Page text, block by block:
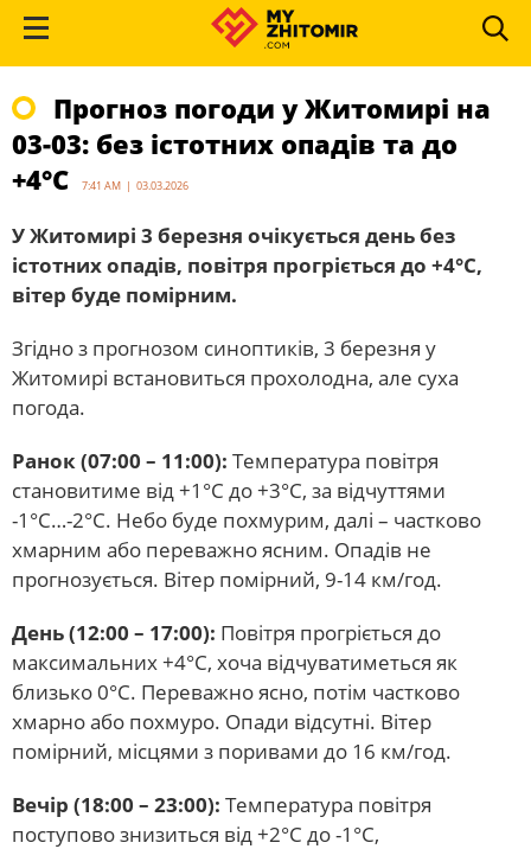
Прогноз погоди у Житомирі на
03-03: без істотних опадів та до
+4°С
7:41 AM | 03.03.2026
У Житомирі 3 березня очікується день без
істотних опадів, повітря прогріється до +4°С,
вітер буде помірним.
Згідно з прогнозом синоптиків, 3 березня у
Житомирі встановиться прохолодна, але суха
погода.
Ранок (07:00 – 11:00): Температура повітря
становитиме від +1°С до +3°С, за відчуттями
-1°С…-2°С. Небо буде похмурим, далі – частково
хмарним або переважно ясним. Опадів не
прогнозується. Вітер помірний, 9-14 км/год.
День (12:00 – 17:00): Повітря прогріється до
максимальних +4°С, хоча відчуватиметься як
близько 0°С. Переважно ясно, потім частково
хмарно або похмуро. Опади відсутні. Вітер
помірний, місцями з поривами до 16 км/год.
Вечір (18:00 – 23:00): Температура повітря
поступово знизиться від +2°С до -1°С,